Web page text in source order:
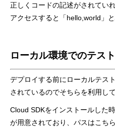
正しくコードの記述がされてい
アクセスすると「hello,world」と
ローカル環境でのテスト
デプロイする前にローカルテス
されているのでそちらを利用し
Cloud SDKをインストールした
が用意されており、パスはこち